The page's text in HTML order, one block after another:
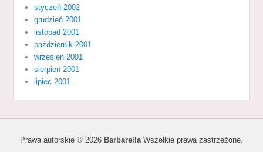
styczeń 2002
grudzień 2001
listopad 2001
październik 2001
wrzesień 2001
sierpień 2001
lipiec 2001
Prawa autorskie © 2026 Barbarella Wszelkie prawa zastrzeżone.